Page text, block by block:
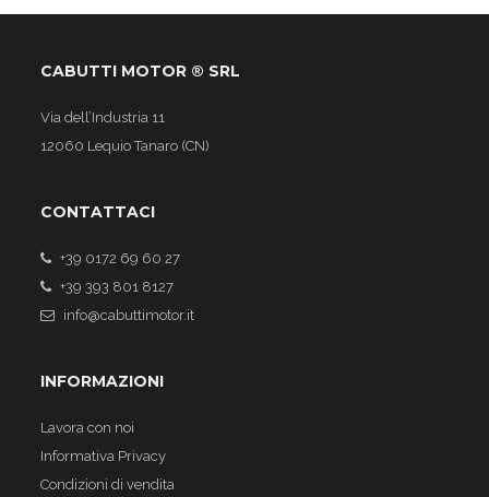
CABUTTI MOTOR ® SRL
Via dell’Industria 11
12060 Lequio Tanaro (CN)
CONTATTACI
+39 0172 69 60 27
+39 393 801 8127
info@cabuttimotor.it
INFORMAZIONI
Lavora con noi
Informativa Privacy
Condizioni di vendita